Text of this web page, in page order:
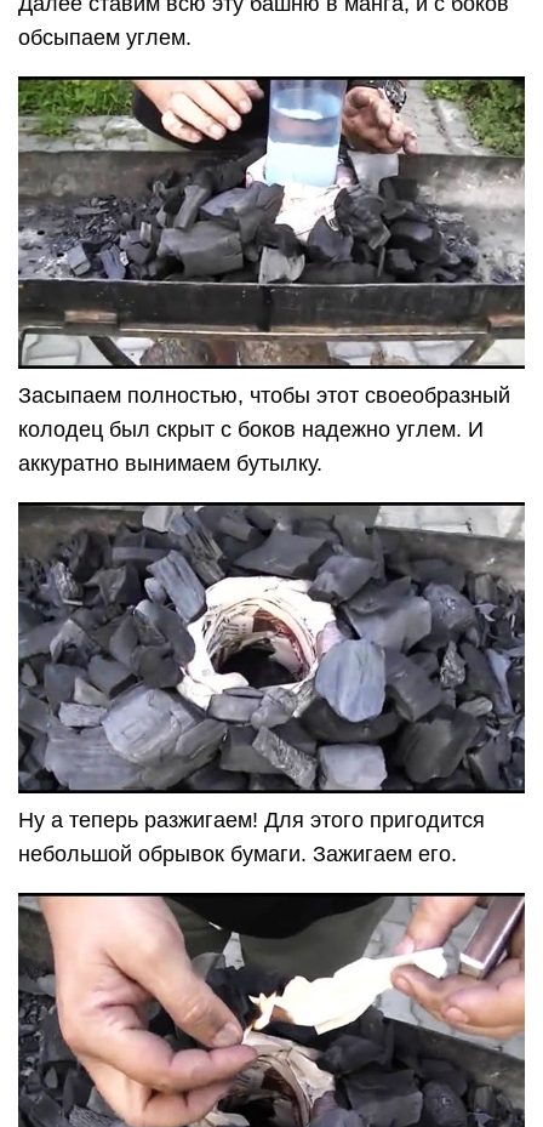
обсыпаем углем.
Засыпаем полностью, чтобы этот своеобразный
колодец был скрыт с боков надежно углем. И
аккуратно вынимаем бутылку.
Ну а теперь разжигаем! Для этого пригодится
небольшой обрывок бумаги. Зажигаем его.